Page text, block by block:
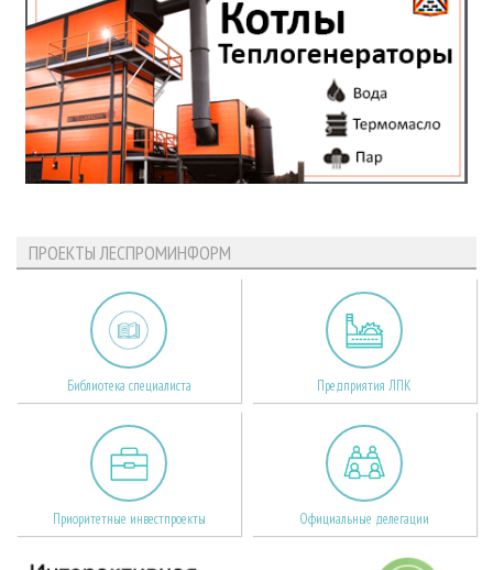
ПРОЕКТЫ ЛЕСПРОМИНФОРМ
Библиотека специалиста Предприятия ЛПК
Приоритетные инвестпроекты Официальные делегации